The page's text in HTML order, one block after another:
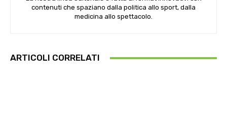
contenuti che spaziano dalla politica allo sport, dalla
medicina allo spettacolo.
ARTICOLI CORRELATI